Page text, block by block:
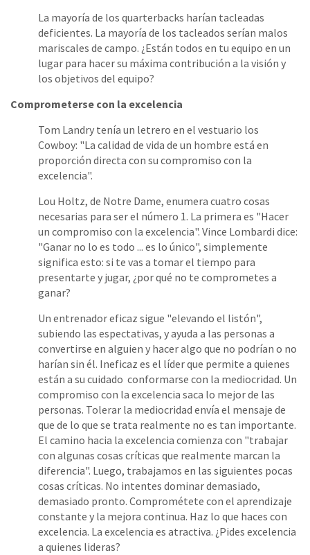
La mayoría de los quarterbacks harían tacleadas
deficientes. La mayoría de los tacleados serían malos
mariscales de campo. ¿Están todos en tu equipo en un
lugar para hacer su máxima contribución a la visión y
los objetivos del equipo?
Comprometerse con la excelencia
Tom Landry tenía un letrero en el vestuario los
Cowboy: "La calidad de vida de un hombre está en
proporción directa con su compromiso con la
excelencia".
Lou Holtz, de Notre Dame, enumera cuatro cosas
necesarias para ser el número 1. La primera es "Hacer
un compromiso con la excelencia". Vince Lombardi dice:
"Ganar no lo es todo ... es lo único", simplemente
significa esto: si te vas a tomar el tiempo para
presentarte y jugar, ¿por qué no te comprometes a
ganar?
Un entrenador eficaz sigue "elevando el listón",
subiendo las espectativas, y ayuda a las personas a
convertirse en alguien y hacer algo que no podrían o no
harían sin él. Ineficaz es el líder que permite a quienes
están a su cuidado conformarse con la mediocridad. Un
compromiso con la excelencia saca lo mejor de las
personas. Tolerar la mediocridad envía el mensaje de
que de lo que se trata realmente no es tan importante.
El camino hacia la excelencia comienza con "trabajar
con algunas cosas críticas que realmente marcan la
diferencia". Luego, trabajamos en las siguientes pocas
cosas críticas. No intentes dominar demasiado,
demasiado pronto. Comprométete con el aprendizaje
constante y la mejora continua. Haz lo que haces con
excelencia. La excelencia es atractiva. ¿Pides excelencia
a quienes lideras?